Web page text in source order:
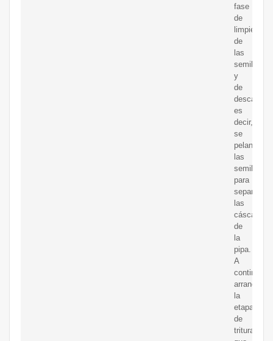
fase
de
limpieza
de
las
semillas
y
de
es
decir,
se
pelan
las
semillas
para
separar
las
cáscaras
de
la
pipa.
A
arranca
la
etapa
de
triturado,